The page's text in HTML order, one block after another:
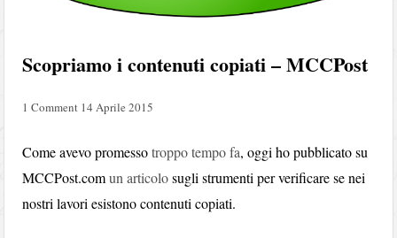
Scopriamo i contenuti copiati – MCCPost
1 Comment 14 Aprile 2015
Come avevo promessotroppo tempo fa, oggi ho pubblicato su
MCCPost.comun articolosugli strumenti per verificare se nei
nostri lavori esistono contenuti copiati.